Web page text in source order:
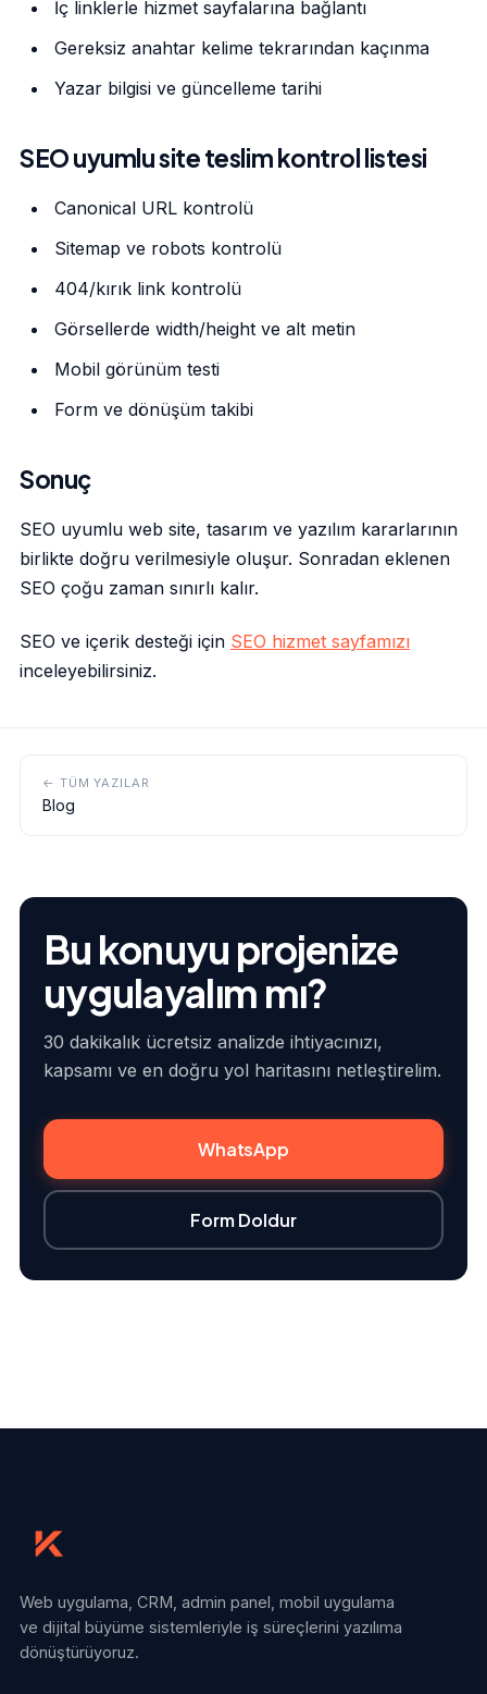
İç linklerle hizmet sayfalarına bağlantı
Gereksiz anahtar kelime tekrarından kaçınma
Yazar bilgisi ve güncelleme tarihi
SEO uyumlu site teslim kontrol listesi
Canonical URL kontrolü
Sitemap ve robots kontrolü
404/kırık link kontrolü
Görsellerde width/height ve alt metin
Mobil görünüm testi
Form ve dönüşüm takibi
Sonuç
SEO uyumlu web site, tasarım ve yazılım kararlarının
birlikte doğru verilmesiyle oluşur. Sonradan eklenen
SEO çoğu zaman sınırlı kalır.
SEO ve içerik desteği için SEO hizmet sayfamızı
inceleyebilirsiniz.
← TÜM YAZILAR
Blog
Bu konuyu projenize
uygulayalım mı?
30 dakikalık ücretsiz analizde ihtiyacınızı,
kapsamı ve en doğru yol haritasını netleştirelim.
WhatsApp
Form Doldur
Web uygulama, CRM, admin panel, mobil uygulama
ve dijital büyüme sistemleriyle iş süreçlerini yazılıma
dönüştürüyoruz.